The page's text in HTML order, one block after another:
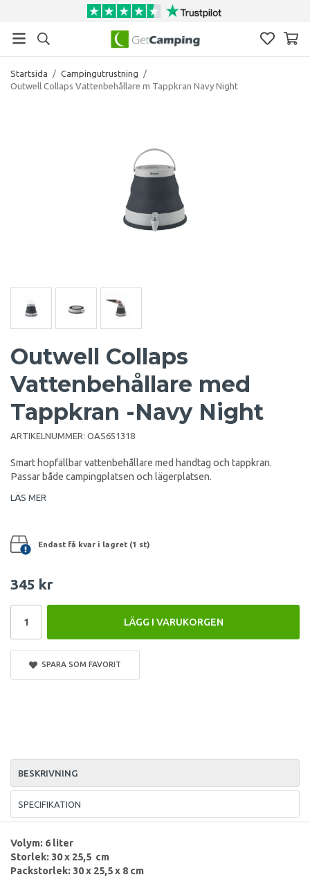
Startsida / Campingutrustning
/
Outwell Collaps Vattenbehållare m Tappkran Navy Night
Outwell Collaps
Vattenbehållare med
Tappkran -Navy Night
ARTIKELNUMMER: OAS651318
Smart hopfällbar vattenbehållare med handtag och tappkran.
Passar både campingplatsen och lägerplatsen.
LÄS MER
Endast få kvar i lagret (1 st)
345 kr
LÄGG I VARUKORGEN
SPARA SOM FAVORIT
BESKRIVNING
SPECIFIKATION
Volym: 6 liter
Storlek: 30 x 25,5 cm
Packstorlek: 30 x 25,5 x 8 cm